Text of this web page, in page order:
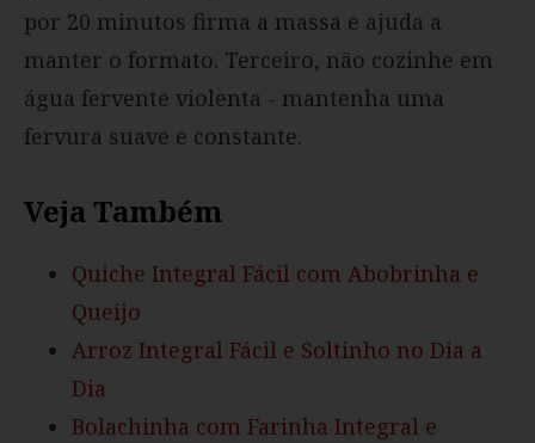
por 20 minutos firma a massa e ajuda a
manter o formato. Terceiro, não cozinhe em
água fervente violenta - mantenha uma
fervura suave e constante.
Veja Também
Quiche Integral Fácil com Abobrinha e
Queijo
Arroz Integral Fácil e Soltinho no Dia a
Dia
Bolachinha com Farinha Integral e